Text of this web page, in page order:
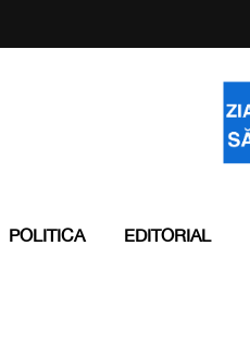
POLITICA EDITORIAL